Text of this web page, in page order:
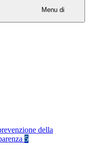
Menu di
della
5